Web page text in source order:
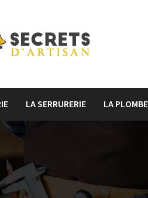
LA SERRURERIE LA